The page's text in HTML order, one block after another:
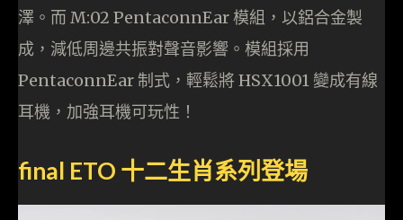
澤。而 M:02 PentaconnEar 模組，以鋁合金製
成，減低周邊共振對聲音影響。模組採用
PentaconnEar 制式，輕鬆將 HSX1001 變成有線
耳機，加強耳機可玩性！
final ETO 十二生肖系列登場